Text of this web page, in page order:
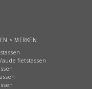
> MERKEN
fietstassen